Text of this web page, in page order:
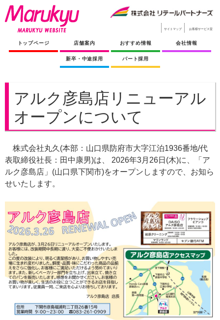
サイトマップ お客様サービス室
トップページ 店舗案内 おすすめ情報 会社情報
新卒・中途採用 パート採用
アルク彦島店リニューアル
オープンについて
株式会社丸久(本部：山口県防府市大字江泊1936番地/代
表取締役社長：田中康男)は、 2026年3月26日(木)に、「ア
ルク彦島店」(山口県下関市)をオープンしますので、お知ら
せいたします。